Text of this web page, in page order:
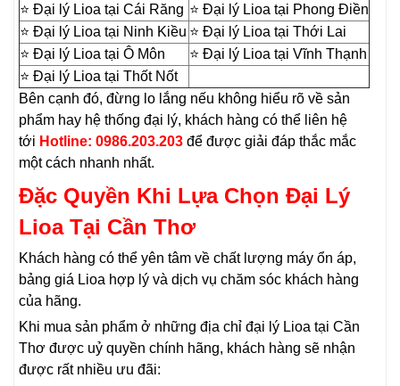
⭐ Đại lý Lioa tại Cái Răng ⭐ Đại lý Lioa tại Phong Điền
⭐ Đại lý Lioa tại Ninh Kiều ⭐ Đại lý Lioa tại Thới Lai
⭐ Đại lý Lioa tại Ô Môn
⭐ Đại lý Lioa tại Vĩnh Thạnh
⭐ Đại lý Lioa tại Thốt Nốt
Bên cạnh đó, đừng lo lắng nếu không hiểu rõ về sản
phẩm hay hệ thống đại lý, khách hàng có thể liên hệ
tới Hotline: 0986.203.203 để được giải đáp thắc mắc
một cách nhanh nhất.
Đặc Quyền Khi Lựa Chọn Đại Lý
Lioa Tại Cần Thơ
Khách hàng có thể yên tâm về chất lượng máy ổn áp,
bảng giá Lioa hợp lý và dịch vụ chăm sóc khách hàng
của hãng.
Khi mua sản phẩm ở những địa chỉ đại lý Lioa tại Cần
Thơ được uỷ quyền chính hãng, khách hàng sẽ nhận
được rất nhiều ưu đãi: